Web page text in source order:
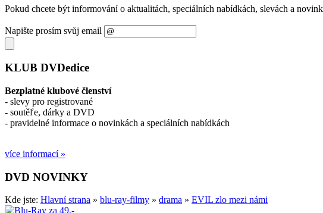
Pokud chcete být informování o aktualitách, speciálních nabídkách, slevách a
Napište prosím svůj email
KLUB DVDedice
Bezplatné klubové členství
- slevy pro registrované
- soutěľe, dárky a DVD
- pravidelné informace o novinkách a speciálních nabídkách
více informací »
DVD NOVINKY
Kde jste: Hlavní strana » blu-ray-filmy » drama » EVIL zlo mezi námi